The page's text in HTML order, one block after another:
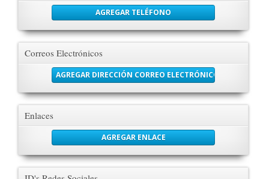
AGREGAR TELÉFONO
Correos Electrónicos
AGREGAR DIRECCIÓN CORREO ELECTRÓNICO
Enlaces
AGREGAR ENLACE